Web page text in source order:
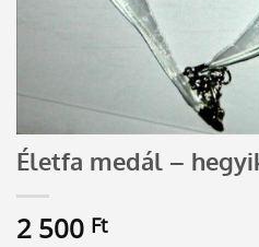
Életfa medál –
2 500 Ft